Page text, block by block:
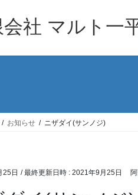
社 マルト一
お知らせ ニザダイ(サンノジ)
25日 / 最終更新日時 : 2021年9月25日